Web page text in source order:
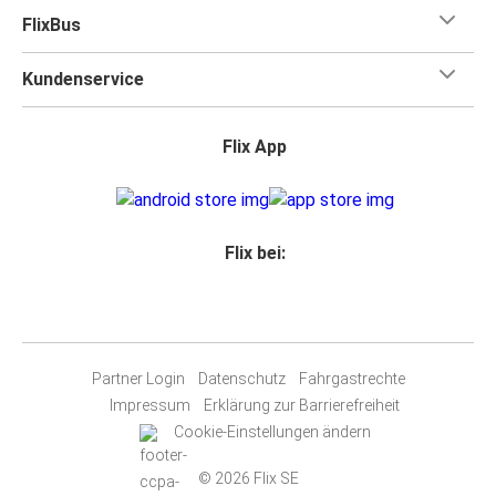
FlixBus
Kundenservice
Flix App
Flix bei:
Partner Login Datenschutz
Fahrgastrechte
Impressum
Erklärung zur Barrierefreiheit
Cookie-Einstellungen ändern
© 2026 Flix SE